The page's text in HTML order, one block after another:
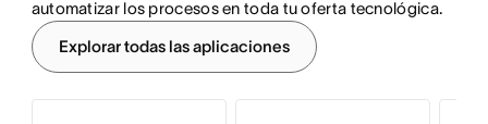
automatizar los procesos en toda tu oferta tecnológica.
Explorar todas las aplicaciones